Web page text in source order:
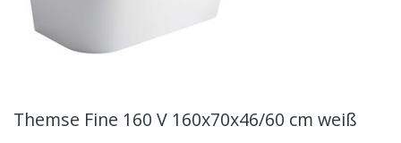
Themse Fine 160 V 160x70x46/60 cm weiß